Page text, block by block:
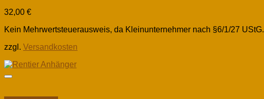
32,00 €
Kein Mehrwertsteuerausweis, da Kleinunternehmer nach §6/1/27 UStG.
zzgl. Versandkosten